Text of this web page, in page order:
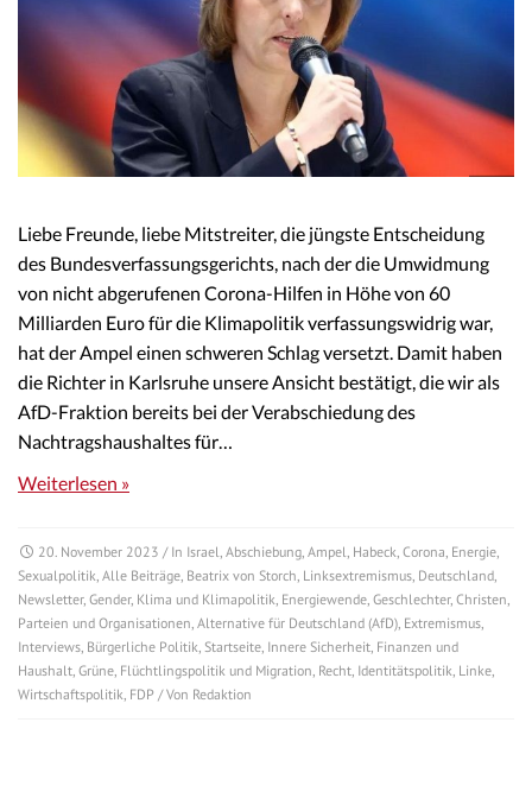
Liebe Freunde, liebe Mitstreiter, die jüngste Entscheidung
des Bundesverfassungsgerichts, nach der die Umwidmung
von nicht abgerufenen Corona-Hilfen in Höhe von 60
Milliarden Euro für die Klimapolitik verfassungswidrig war,
hat der Ampel einen schweren Schlag versetzt. Damit haben
die Richter in Karlsruhe unsere Ansicht bestätigt, die wir als
AfD-Fraktion bereits bei der Verabschiedung des
Nachtragshaushaltes für…
Weiterlesen »
20. November 2023 / In Israel, Abschiebung, Ampel, Habeck, Corona, Energie,
Sexualpolitik, Alle Beiträge, Beatrix von Storch, Linksextremismus, Deutschland,
Newsletter, Gender, Klima und Klimapolitik, Energiewende, Geschlechter, Christen,
Parteien und Organisationen, Alternative für Deutschland (AfD), Extremismus,
Interviews, Bürgerliche Politik, Startseite, Innere Sicherheit, Finanzen und
Haushalt, Grüne, Flüchtlingspolitik und Migration, Recht, Identitätspolitik, Linke,
Wirtschaftspolitik, FDP / Von Redaktion